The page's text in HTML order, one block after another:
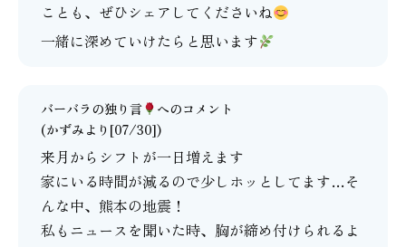
ことも、ぜひシェアしてくださいね
一緒に深めていけたらと思います
バーバラの独り言
へのコメント
(かずみより[07/30])
来月からシフトが一日増えます
家にいる時間が減るので少しホッとしてます…そ
んな中、熊本の地震！
私もニュースを聞いた時、胸が締め付けられるよ